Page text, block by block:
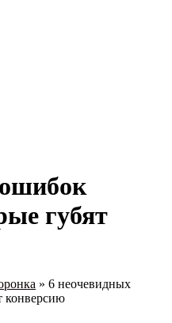
губят
» 6 неочевидных
конверсию